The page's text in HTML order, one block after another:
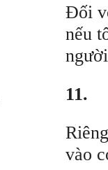
Đối
nếu
11.
vào